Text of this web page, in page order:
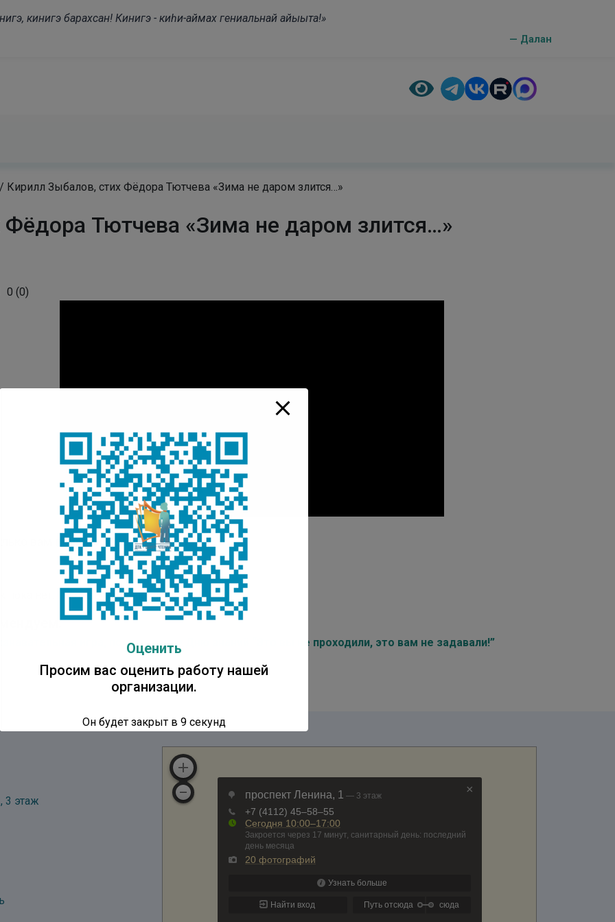
кинигэ барахсан! Кинигэ - киһи-аймах гениальнай айыыта!»
— Далан
/ Кирилл Зыбалов, стих Фёдора Тютчева «Зима не даром злится…»
Тютчева «Зима не даром злится…»
0 (0)
вам понравилась публикация?
пока нет. Поставьте оценку первым.
игра, посвященная Дню знаний “Это вы не проходили, это вам не задавали!”
3 этаж
Оценить
Просим вас оценить работу нашей
организации.
Он будет закрыт в 9секунд